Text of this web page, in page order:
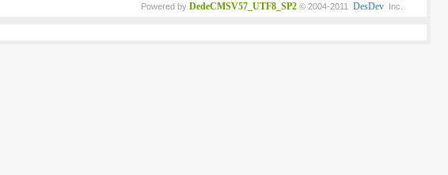
Powered by DedeCMSV57_UTF8_SP2 © 2004-2011 DesDev Inc.